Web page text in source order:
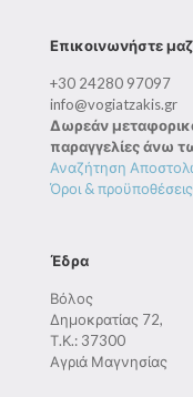
Επικοινωνήστε
+30 24280 97097
info@vogiatzakis.gr
Δωρεάν
παραγγελίες άνω
Αναζήτηση
Όροι & προϋποθέσεις
Έδρα
Βόλος
Δημοκρατίας 72,
Τ.Κ.: 37300
Αγριά Μαγνησίας